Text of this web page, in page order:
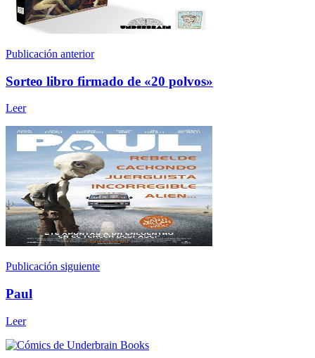
Publicación anterior
Sorteo libro firmado de «20 polvos»
Leer
Publicación siguiente
Paul
Leer